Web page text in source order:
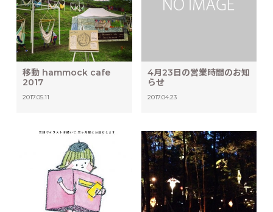
移動 hammock cafe
2017
2017.05.11
4月23日の営業時間のお知
らせ
2017.04.23